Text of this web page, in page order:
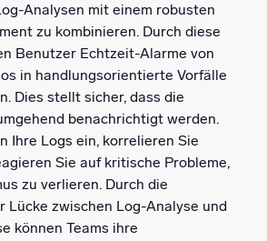
Analysen mit einem robusten
zu kombinieren. Durch diese
Benutzer Echtzeit-Alarme von
in handlungsorientierte Vorfälle
Dies stellt sicher, dass die
benachrichtigt werden.
Ihre Logs ein, korrelieren Sie
Sie auf kritische Probleme,
zu verlieren. Durch die
Lücke zwischen Log-Analyse und
können Teams ihre